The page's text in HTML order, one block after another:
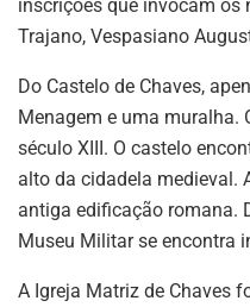
inscrições que invocam os
Trajano, Vespasiano
Do Castelo de Chaves,
Menagem e uma muralha.
século XIII. O castelo
alto da cidadela medieval.
antiga edificação romana.
Museu Militar se encontra
A Igreja Matriz de Chaves